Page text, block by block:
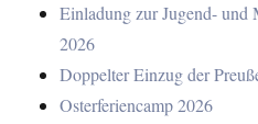
Einladung zur Jugend- und
2026
Doppelter Einzug der
Osterferiencamp 2026